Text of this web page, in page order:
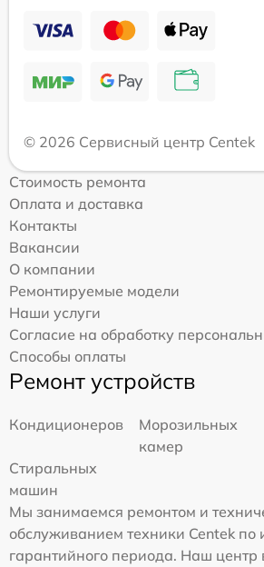
© 2026 Сервисный центр Centek
Стоимость ремонта
Оплата и доставка
Контакты
Вакансии
О компании
Ремонтируемые модели
Наши услуги
Согласие на обработку
Способы оплаты
Ремонт устройств
Кондиционеров
Морозильных
камер
Стиральных
машин
Мы занимаемся ремонтом и
обслуживанием техники Centek по
гарантийного периода. Наш центр